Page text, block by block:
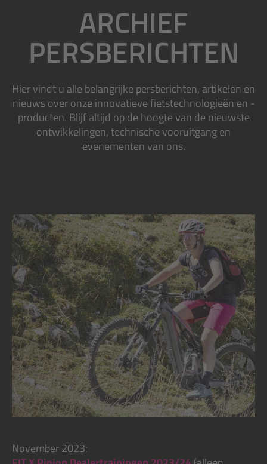
ARCHIEF
PERSBERICHTEN
Hier vindt u alle belangrijke persberichten, artikelen en
nieuws over onze innovatieve fietstechnologieën en -
producten. Blijf altijd op de hoogte van de nieuwste
ontwikkelingen, technische vooruitgang en
evenementen van ons.
November 2023: